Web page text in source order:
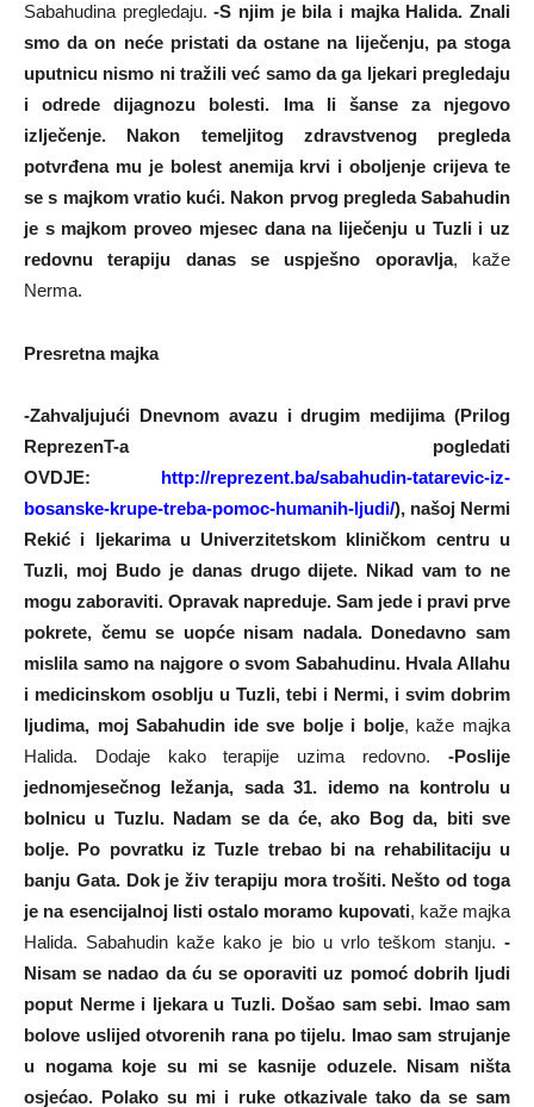
Sabahudina pregledaju.-S njim je bila i majka Halida. Znali
smo da on neće pristati da ostane na liječenju, pa stoga
uputnicu nismo ni tražili već samo da ga ljekari pregledaju
i odrede dijagnozu bolesti. Ima li šanse za njegovo
izlječenje. Nakon temeljitog zdravstvenog pregleda
potvrđena mu je bolest anemija krvi i oboljenje crijeva te
se s majkom vratio kući. Nakon prvog pregleda Sabahudin
je s majkom proveo mjesec dana na liječenju u Tuzli i uz
redovnu terapiju danas se uspješno oporavlja, kaže
Nerma.
Presretna majka
-Zahvaljujući Dnevnom avazu i drugim medijima (Prilog
ReprezenT-a pogledati
OVDJE: http://reprezent.ba/sabahudin-tatarevic-iz-
bosanske-krupe-treba-pomoc-humanih-ljudi/), našoj Nermi
Rekić i ljekarima u Univerzitetskom kliničkom centru u
Tuzli, moj Budo je danas drugo dijete. Nikad vam to ne
mogu zaboraviti. Opravak napreduje. Sam jede i pravi prve
pokrete, čemu se uopće nisam nadala. Donedavno sam
mislila samo na najgore o svom Sabahudinu. Hvala Allahu
i medicinskom osoblju u Tuzli, tebi i Nermi, i svim dobrim
ljudima, moj Sabahudin ide sve bolje i bolje, kaže majka
Halida. Dodaje kako terapije uzima redovno. -Poslije
jednomjesečnog ležanja, sada 31. idemo na kontrolu u
bolnicu u Tuzlu. Nadam se da će, ako Bog da, biti sve
bolje. Po povratku iz Tuzle trebao bi na rehabilitaciju u
banju Gata. Dok je živ terapiju mora trošiti. Nešto od toga
je na esencijalnoj listi ostalo moramo kupovati, kaže majka
Halida. Sabahudin kaže kako je bio u vrlo teškom stanju. -
Nisam se nadao da ću se oporaviti uz pomoć dobrih ljudi
poput Nerme i ljekara u Tuzli. Došao sam sebi. Imao sam
bolove uslijed otvorenih rana po tijelu. Imao sam strujanje
u nogama koje su mi se kasnije oduzele. Nisam ništa
osjećao. Polako su mi i ruke otkazivale tako da se sam